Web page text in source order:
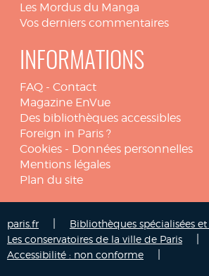
Les Mordus du Manga
Vos derniers commentaires
INFORMATIONS
FAQ - Contact
Magazine EnVue
Des bibliothèques accessibles
Foreign in Paris ?
Cookies - Données personnelles
Mentions légales
Plan du site
paris.fr Bibliothèques spécialisées
Les conservatoires de la ville de Paris
Accessibilité : non conforme